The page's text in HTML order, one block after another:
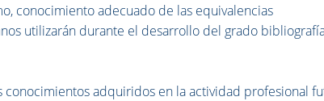
conocimiento adecuado de las equivalencias
utilizarán durante el desarrollo del grado
adquiridos en la actividad profesional